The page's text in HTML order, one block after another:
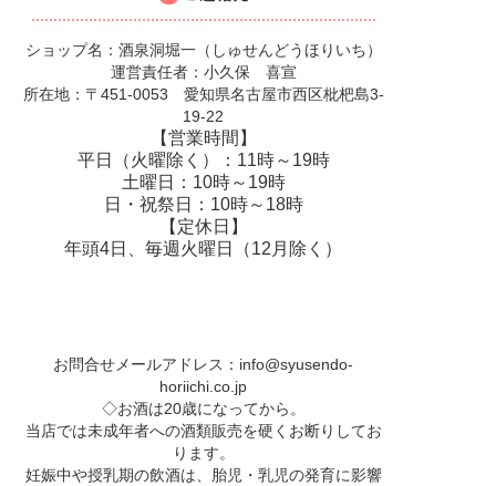
ショップ名：酒泉洞堀一（しゅせんどうほりいち）
運営責任者：小久保 喜宣
所在地：〒451-0053 愛知県名古屋市西区枇杷島3-
19-22
【営業時間】
平日（火曜除く）：11時～19時
土曜日：10時～19時
日・祝祭日：10時～18時
【定休日】
年頭4日、毎週火曜日（12月除く）
お問合せメールアドレス： info@syusendo-
horiichi.co.jp
◇お酒は20歳になってから。
当店では未成年者への酒類販売を硬くお断りしてお
ります。
妊娠中や授乳期の飲酒は、胎児・乳児の発育に影響